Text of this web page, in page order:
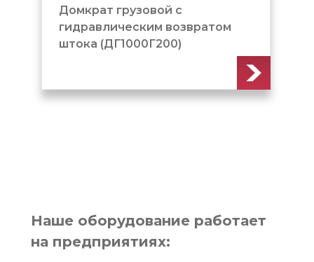
Домкрат грузовой c
гидравлическим возвратом
штока (ДГ1000Г200)
Наше оборудование работает
на предприятиях: